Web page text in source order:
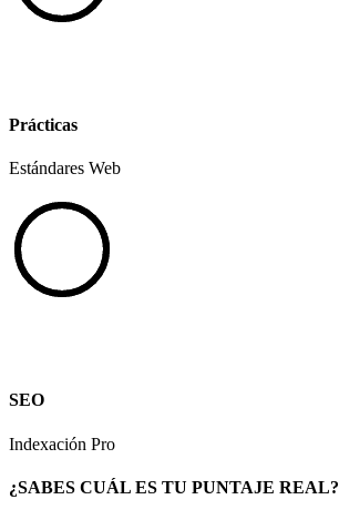
Prácticas
Estándares Web
SEO
Indexación Pro
¿SABES CUÁL ES TU PUNTAJE REAL?